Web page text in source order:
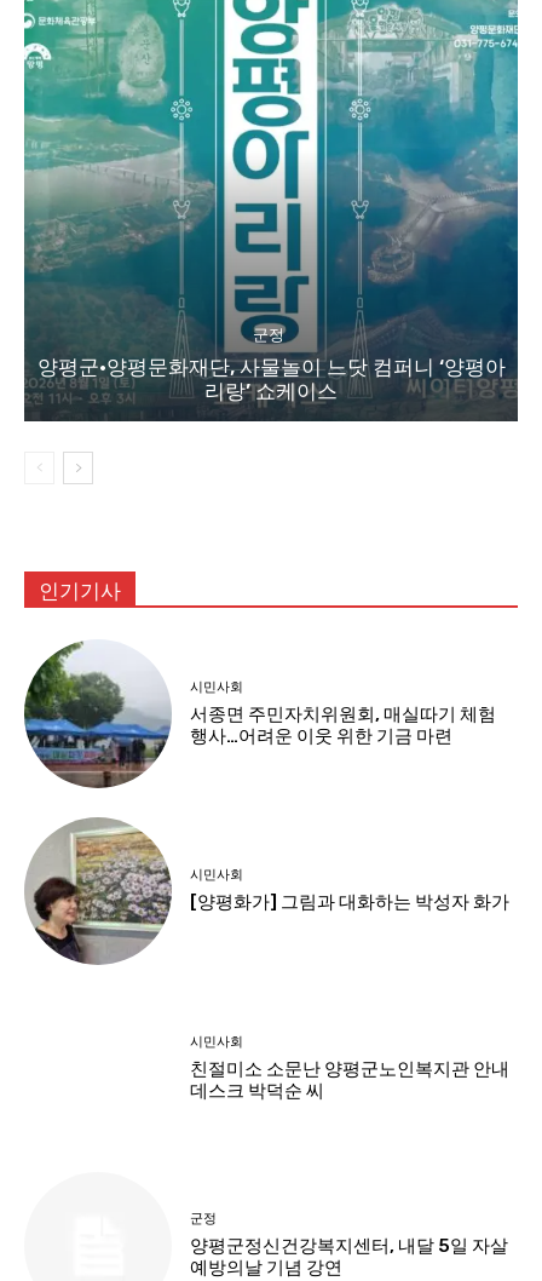
군정
양평군·양평문화재단, 사물놀이 느닷 컴퍼니 ‘양평아
리랑’ 쇼케이스
인기기사
시민사회
서종면 주민자치위원회, 매실따기 체험
행사…어려운 이웃 위한 기금 마련
시민사회
[양평화가] 그림과 대화하는 박성자 화가
시민사회
친절미소 소문난 양평군노인복지관 안내
데스크 박덕순 씨
군정
양평군정신건강복지센터, 내달 5일 자살
예방의날 기념 강연